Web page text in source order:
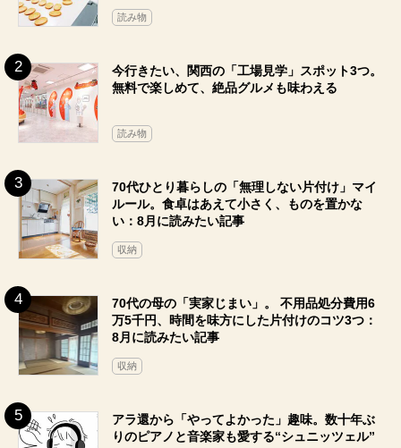
読み物
今行きたい、関西の「工場見学」スポット3つ。
無料で楽しめて、絶品グルメも味わえる
読み物
70代ひとり暮らしの「無理しない片付け」マイ
ルール。食卓はあえて小さく、ものを置かな
い：8月に読みたい記事
収納
70代の母の「実家じまい」。 不用品処分費用6
万5千円、時間を味方にした片付けのコツ3つ：
8月に読みたい記事
収納
アラ還から「やってよかった」趣味。数十年ぶ
りのピアノと音楽家も愛する“シュニッツェル”